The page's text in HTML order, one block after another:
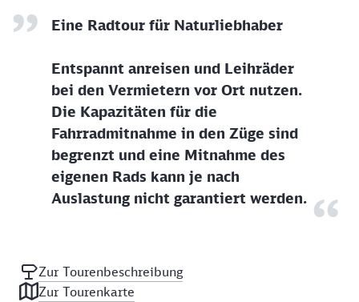
Eine Radtour für Naturliebhaber
Entspannt anreisen und Leihräder
bei den Vermietern vor Ort nutzen.
Die Kapazitäten für die
Fahrradmitnahme in den Züge sind
begrenzt und eine Mitnahme des
eigenen Rads kann je nach
Auslastung nicht garantiert werden.
Zur Tourenbeschreibung
Zur Tourenkarte